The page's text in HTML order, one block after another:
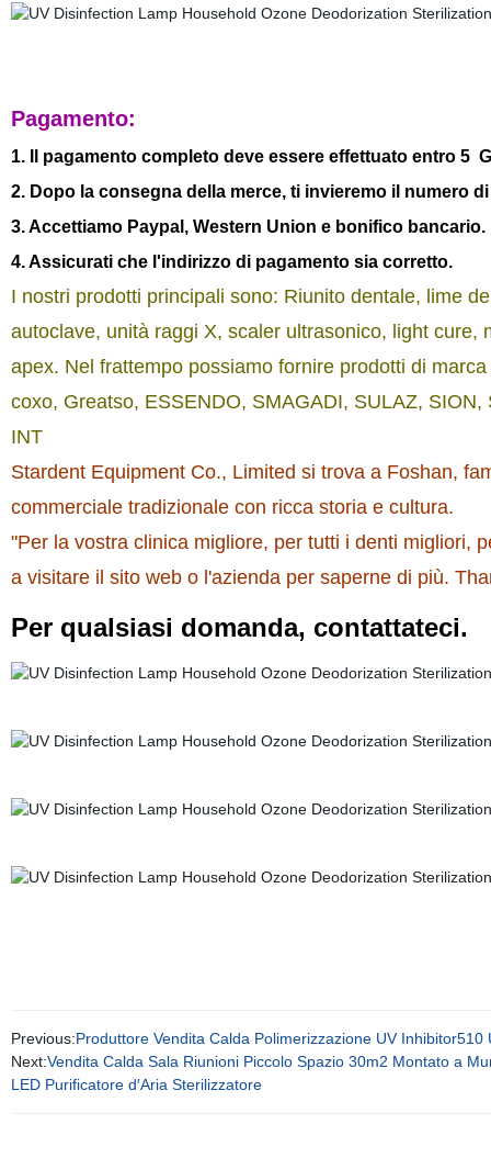
Pagamento:
1. Il pagamento completo deve essere effettuato entro 5
2. Dopo la consegna della merce, ti invieremo il numero
3. Accettiamo Paypal, Western Union e bonifico bancario.
4. Assicurati che l'indirizzo di pagamento sia corretto.
I nostri prodotti principali sono: Riunito dentale, lime
autoclave, unità raggi X, scaler ultrasonico, light
apex. Nel frattempo possiamo fornire prodotti di
coxo, Greatso, ESSENDO, SMAGADI, SULAZ,
INT
Stardent Equipment Co., Limited si trova a Foshan,
commerciale tradizionale con ricca storia e cultura.
"Per la vostra clinica migliore, per tutti i denti migliori,
a visitare il sito web o l'azienda per saperne di più.
Per qualsiasi domanda, contattateci.
Previous:Produttore Vendita Calda Polimerizzazione UV
Next:Vendita Calda Sala Riunioni Piccolo Spazio 30m2 Montato a
LED Purificatore d′Aria Sterilizzatore